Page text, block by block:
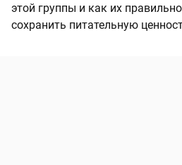
этой группы и как их
сохранить питательную